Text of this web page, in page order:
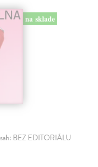
na sklade
BEZ EDITORIÁLU